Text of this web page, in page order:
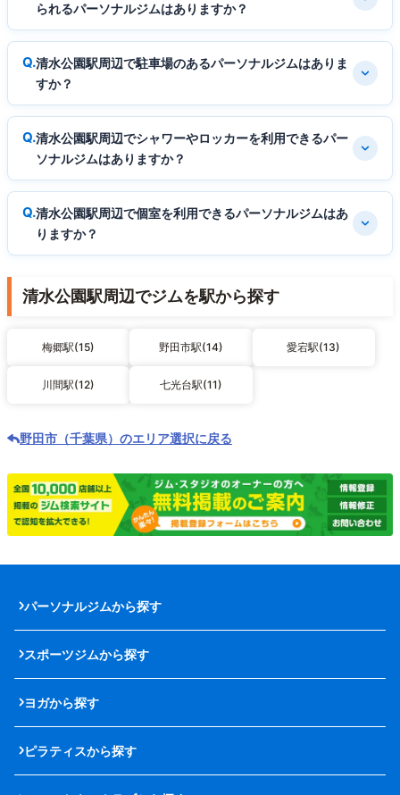
られるパーソナルジムはありますか？
清水公園駅周辺で駐車場のあるパーソナルジムはありま
すか？
清水公園駅周辺でシャワーやロッカーを利用できるパー
ソナルジムはありますか？
清水公園駅周辺で個室を利用できるパーソナルジムはあ
りますか？
清水公園駅周辺でジムを駅から探す
梅郷駅(15) 野田市駅(14) 愛宕駅(13)
川間駅(12) 七光台駅(11)
野田市（千葉県）のエリア選択に戻る
パーソナルジムから探す
スポーツジムから探す
ヨガから探す
ピラティスから探す